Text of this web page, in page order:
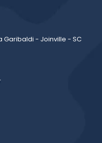
Garibaldi - Joinville - SC